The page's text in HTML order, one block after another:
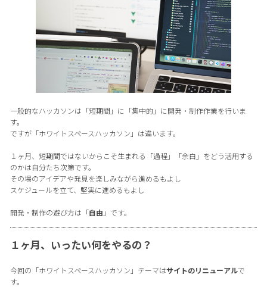
一般的なハッカソンは「短期間」に「集中的」に開発・制作作業を行いま
す。
ですが「ホワイトスペースハッカソン」は違います。
１ヶ月、短期間ではないからこそ生まれる「過程」「余白」をどう活用する
のかは自分たち次第です。
その場のアイデアや発見を楽しみながら進めるもよし
スケジュールを立て、堅実に進めるもよし
開発・制作の遊び方は「自由 」です。
１ヶ月、いったい何をやるの？
今回の「ホワイトスペースハッカソン」テーマはサイトのリニューアルで
す。